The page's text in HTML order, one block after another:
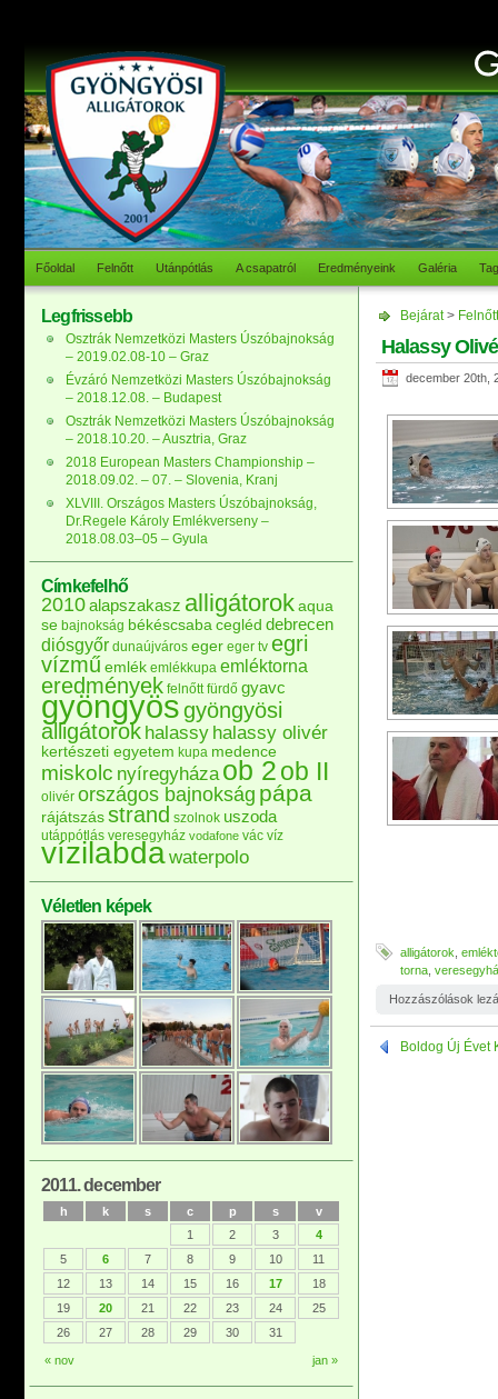
Főoldal Felnőtt Utánpótlás A csapatról Eredményeink Galéria
Bejárat> Felnőtt
Halassy
december 20th,
alligátorok
torna
Hozzászólások
Boldog Új Évet
Legfrissebb
Osztrák Nemzetközi Masters Úszóbajnokság
– 2019.02.08-10 – Graz
Évzáró Nemzetközi Masters Úszóbajnokság
– 2018.12.08. – Budapest
Osztrák Nemzetközi Masters Úszóbajnokság
– 2018.10.20. – Ausztria, Graz
2018 European Masters Championship –
2018.09.02. – 07. – Slovenia, Kranj
XLVIII. Országos Masters Úszóbajnokság,
Dr.Regele Károly Emlékverseny –
2018.08.03–05 – Gyula
Címkefelhő
2010alapszakasz alligátorokaqua
se bajnokság békéscsaba cegléd debrecen
diósgyőr dunaújváros eger eger tv egri
vízműemlék emlékkupa emléktorna
eredmények felnőtt fürdő gyavc
gyöngyösgyöngyösi
alligátorok halassy halassy olivér
kertészeti egyetem kupa medence
miskolc nyíregyháza ob 2ob II
olivér országos bajnokság pápa
rájátszás strand szolnok uszoda
utánpótlás veresegyház vodafone vác víz
vízilabdawaterpolo
Véletlen képek
2011. december
h k s c p s v
« nov jan »
1 2 3
4
5
6 7 8 9 10
11
12
13 14 15 16 17
18
19
20 21 22 23 24
25
26
27 28 29 30 31